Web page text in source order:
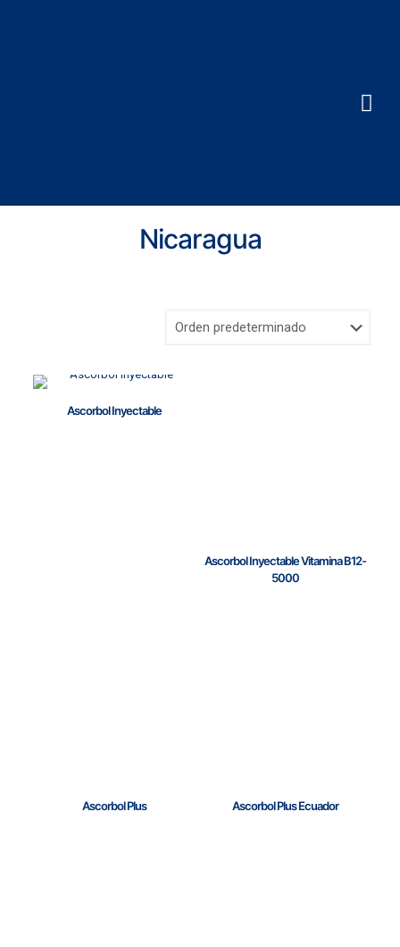
Nicaragua
Ascorbol Inyectable
Ascorbol Inyectable Vitamina B12-
5000
Ascorbol Plus Ascorbol Plus Ecuador